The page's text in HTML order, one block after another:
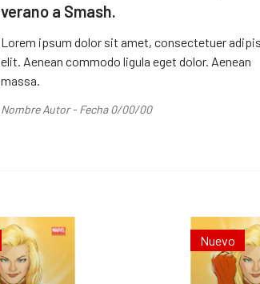
verano a Smash.
Lorem ipsum dolor sit amet, consectetuer
elit. Aenean commodo ligula eget dolor. Aenean
massa.
Nombre Autor - Fecha 0/00/00
Nuevo